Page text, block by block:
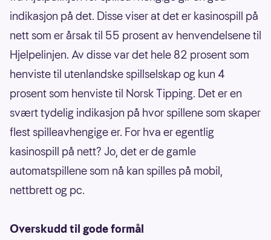
indikasjon på det. Disse viser at det er kasinospill på
nett som er årsak til 55 prosent av henvendelsene til
Hjelpelinjen. Av disse var det hele 82 prosent som
henviste til utenlandske spillselskap og kun 4
prosent som henviste til Norsk Tipping. Det er en
svært tydelig indikasjon på hvor spillene som skaper
flest spilleavhengige er. For hva er egentlig
kasinospill på nett? Jo, det er de gamle
automatspillene som nå kan spilles på mobil,
nettbrett og pc.
Overskudd til gode formål